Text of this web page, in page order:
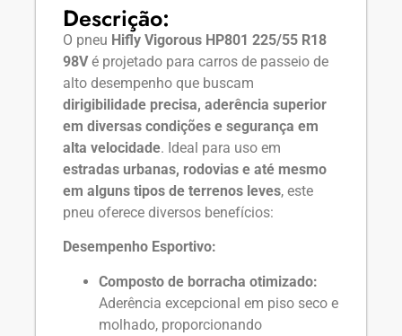
Descrição:
O pneu Hifly Vigorous HP801 225/55 R18
98Vé projetado para carros de passeio de
alto desempenho que buscam
dirigibilidade precisa, aderência superior
em diversas condições e segurança em
alta velocidade. Ideal para uso em
estradas urbanas, rodovias e até mesmo
em alguns tipos de terrenos leves, este
pneu oferece diversos benefícios:
Desempenho Esportivo:
Composto de borracha otimizado:
Aderência excepcional em piso seco e
molhado, proporcionando